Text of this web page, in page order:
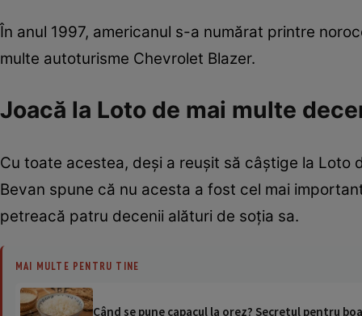
În anul 1997, americanul s-a numărat printre
multe autoturisme Chevrolet Blazer.
Joacă la Loto de mai multe
Cu toate acestea, deși a reușit să câștige la Loto
Bevan spune că nu acesta a fost cel mai
petreacă patru decenii alături de soția sa.
MAI MULTE PENTRU TINE
Când se pune capacul la orez? Secretul pentru